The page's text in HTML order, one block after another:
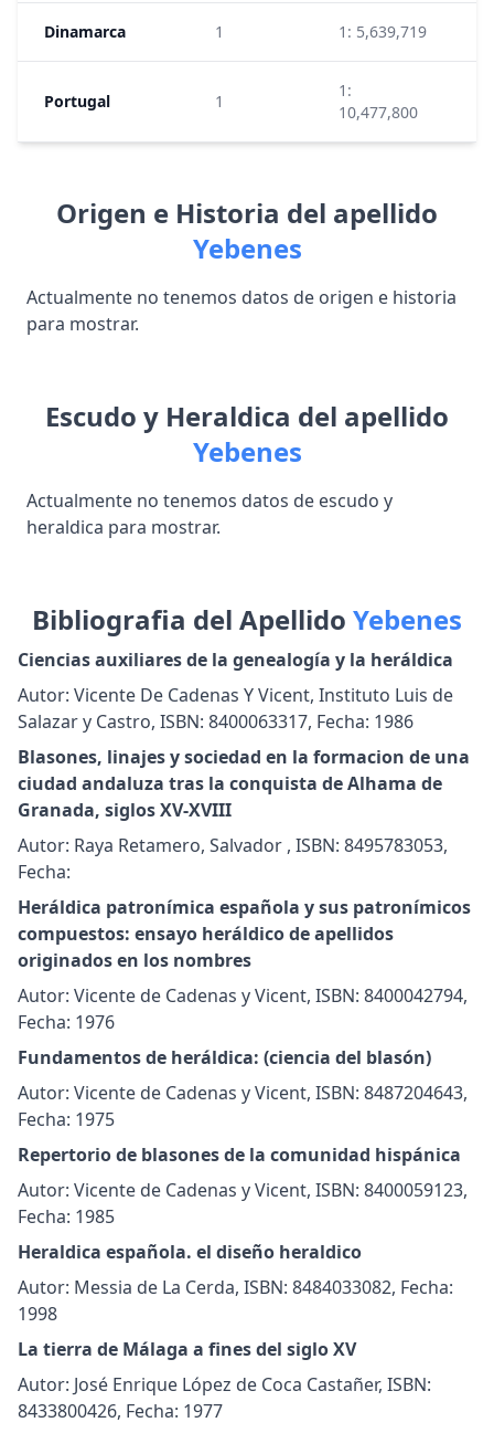
Dinamarca 1 1: 5,639,719
Portugal 1
1:
10,477,800
Origen e Historia del apellido
Yebenes
Actualmente no tenemos datos de origen e historia
para mostrar.
Escudo y Heraldica del apellido
Yebenes
Actualmente no tenemos datos de escudo y
heraldica para mostrar.
Bibliografia del Apellido Yebenes
Ciencias auxiliares de la genealogía y la heráldica
Autor: Vicente De Cadenas Y Vicent, Instituto Luis de
Salazar y Castro, ISBN: 8400063317, Fecha: 1986
Blasones, linajes y sociedad en la formacion de una
ciudad andaluza tras la conquista de Alhama de
Granada, siglos XV-XVIII
Autor: Raya Retamero, Salvador , ISBN: 8495783053,
Fecha:
Heráldica patronímica española y sus patronímicos
compuestos: ensayo heráldico de apellidos
originados en los nombres
Autor: Vicente de Cadenas y Vicent, ISBN: 8400042794,
Fecha: 1976
Fundamentos de heráldica: (ciencia del blasón)
Autor: Vicente de Cadenas y Vicent, ISBN: 8487204643,
Fecha: 1975
Repertorio de blasones de la comunidad hispánica
Autor: Vicente de Cadenas y Vicent, ISBN: 8400059123,
Fecha: 1985
Heraldica española. el diseño heraldico
Autor: Messia de La Cerda, ISBN: 8484033082, Fecha:
1998
La tierra de Málaga a fines del siglo XV
Autor: José Enrique López de Coca Castañer, ISBN:
8433800426, Fecha: 1977